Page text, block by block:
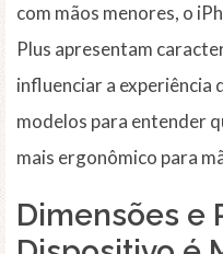
com mãos menores, o
Plus apresentam
influenciar a experiência
modelos para entender
mais ergonômico para
Dimensões e